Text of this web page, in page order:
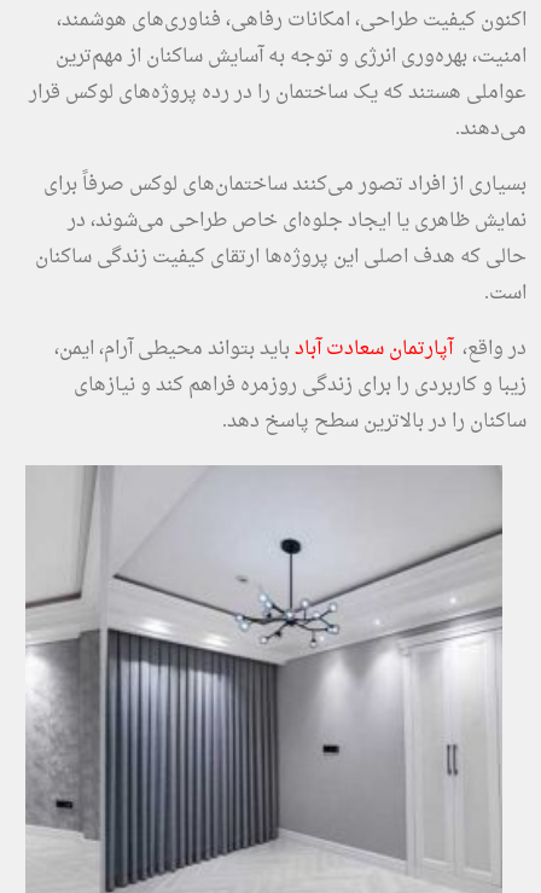
اکنون کیفیت طراحی، امکانات رفاهی، فناوری‌های هوشمند،
امنیت، بهره‌وری انرژی و توجه به آسایش ساکنان از مهم‌ترین
عواملی هستند که یک ساختمان را در رده پروژه‌های لوکس قرار
می‌دهند.
بسیاری از افراد تصور می‌کنند ساختمان‌های لوکس صرفاً برای
نمایش ظاهری یا ایجاد جلوه‌ای خاص طراحی می‌شوند، در
حالی که هدف اصلی این پروژه‌ها ارتقای کیفیت زندگی ساکنان
است.
در واقع،آپارتمان سعادت آبادباید بتواند محیطی آرام، ایمن،
زیبا و کاربردی را برای زندگی روزمره فراهم کند و نیازهای
ساکنان را در بالاترین سطح پاسخ دهد.